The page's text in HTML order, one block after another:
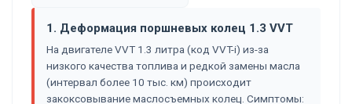
1. Деформация поршневых колец 1.3 VVT
На двигателе VVT 1.3 литра (код VVT-i) из-за
низкого качества топлива и редкой замены масла
(интервал более 10 тыс. км) происходит
закоксовывание маслосъемных колец. Симптомы: